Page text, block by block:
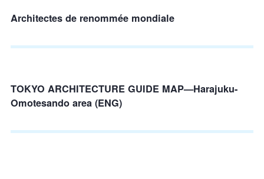
Architectes de renommée mondiale
TOKYO ARCHITECTURE GUIDE MAP—Harajuku-
Omotesando area (ENG)